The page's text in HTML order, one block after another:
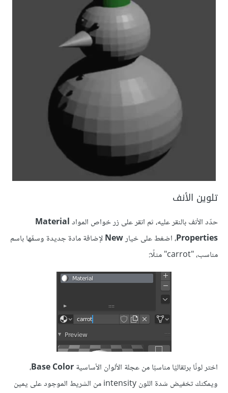
تلوين الأنف
حدّد الأنف بالنقر عليه، ثم انقر على زر خواص الموادMaterial
Properties، اضغط على خيارNewلإضافة مادة جديدة وسمِّها باسم
مناسب، "carrot" مثلًا:
اختر لونًا برتقاليًا مناسبًا من عجلة الألوان الأساسيةBase Color،
ويمكنك تخفيض شدة اللون intensity من الشريط الموجود على يمين